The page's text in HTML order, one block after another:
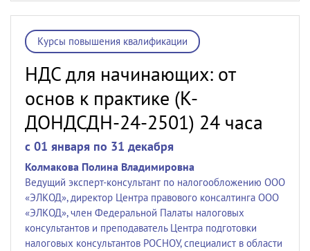
Курсы повышения квалификации
НДС для начинающих: от
основ к практике (К-
ДОНДСДН-24-2501) 24 часа
c 01 января по 31 декабря
Колмакова Полина Владимировна
Ведущий эксперт-консультант по налогообложению ООО
«ЭЛКОД», директор Центра правового консалтинга ООО
«ЭЛКОД», член Федеральной Палаты налоговых
консультантов и преподаватель Центра подготовки
налоговых консультантов РОСНОУ, специалист в области